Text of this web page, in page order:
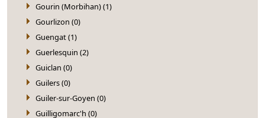
Gourin (Morbihan) (1)
Gourlizon (0)
Guengat (1)
Guerlesquin (2)
Guiclan (0)
Guilers (0)
Guiler-sur-Goyen (0)
Guilligomarc'h (0)